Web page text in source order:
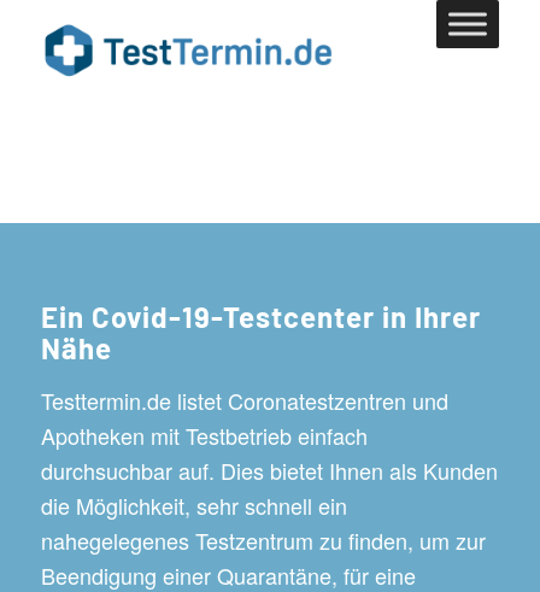
Ein Covid-19-Testcenter in Ihrer
Nähe
Testtermin.de listet Coronatestzentren und
Apotheken mit Testbetrieb einfach
durchsuchbar auf. Dies bietet Ihnen als Kunden
die Möglichkeit, sehr schnell ein
nahegelegenes Testzentrum zu finden, um zur
Beendigung einer Quarantäne, für eine